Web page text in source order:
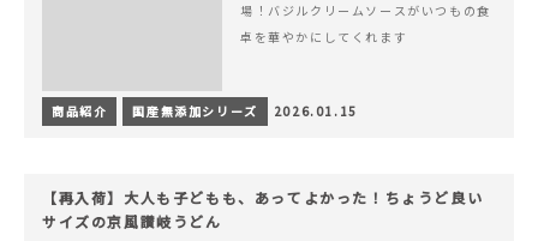
場！バジルクリームソースがいつもの食
卓を華やかにしてくれます
商品紹介 国産無添加シリーズ 2026.01.15
【再入荷】大人も子どもも、あってよかった！ちょうど良い
サイズの京風讃岐うどん